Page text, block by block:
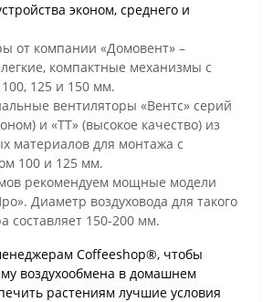
эконом, среднего и
от компании «Домовент» –
компактные механизмы с
125 и 150 мм.
вентиляторы «Вентс» серий
и «ТТ» (высокое качество) из
материалов для монтажа с
100 и 125 мм.
рекомендуем мощные модели
Диаметр воздуховода для такого
составляет 150-200 мм.
Coffeeshop®, чтобы
воздухообмена в домашнем
растениям лучшие условия